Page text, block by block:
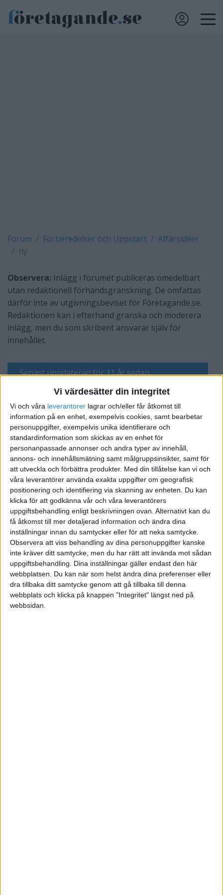
Vi värdesätter din integritet
Vi och våra leverantorer lagrar och/eller får åtkomst till
information på en enhet, exempelvis cookies, samt bearbetar
personuppgifter, exempelvis unika identifierare och
standardinformation som skickas av en enhet för
personanpassade annonser och andra typer av innehåll,
annons- och innehållsmätning samt målgruppsinsikter, samt för
att utveckla och förbättra produkter. Med din tillåtelse kan vi och
våra leverantörer använda exakta uppgifter om geografisk
positionering och identifiering via skanning av enheten. Du kan
klicka för att godkänna vår och våra leverantörers
uppgiftsbehandling enligt beskrivningen ovan. Alternativt kan du
få åtkomst till mer detaljerad information och ändra dina
inställningar innan du samtycker eller för att neka samtycke.
Observera att viss behandling av dina personuppgifter kanske
inte kräver ditt samtycke, men du har rätt att invända mot sådan
uppgiftsbehandling. Dina inställningar gäller endast den här
webbplatsen. Du kan när som helst ändra dina preferenser eller
dra tillbaka ditt samtycke genom att gå tillbaka till denna
webbplats och klicka på knappen "Integritet" längst ned på
webbsidan.
Forum Förberedelser och Uppstart
Affärsidéer
ny
Observera: Inlägg i forumet publiceras omedelbart
utan redaktionell förhandsgranskning. De omfattas
därför inte av utgivningsbeviset för Företagande.se.
Redaktionen kan i efterhand granska och moderera
inlägg, men du som skribent ansvarar själv för
innehållet.
Senast uppdaterad för 11 år sedan
Skriv svar
ny
2015-01-20 21:13